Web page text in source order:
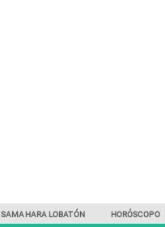
SAMAHARA LOBATÓN HORÓSCOPO